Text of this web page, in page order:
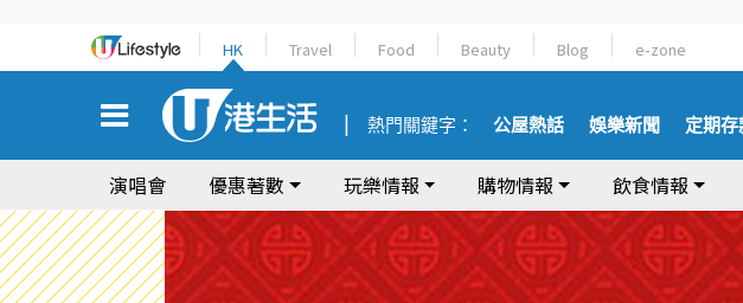
HK Travel Food Beauty Blog e-zone
熱門關鍵字： 公屋熱話 娛樂新聞 定期存
演唱會 優惠著數 玩樂情報 購物情報 飲食情報